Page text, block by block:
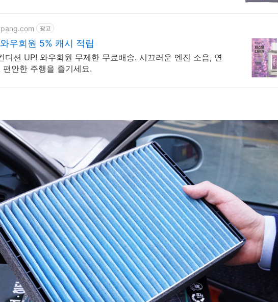
광고
우회원 5% 캐시 적립
디션 UP! 와우회원 무제한 무료배송. 시끄러운 엔진 소음, 연
편안한 주행을 즐기세요.